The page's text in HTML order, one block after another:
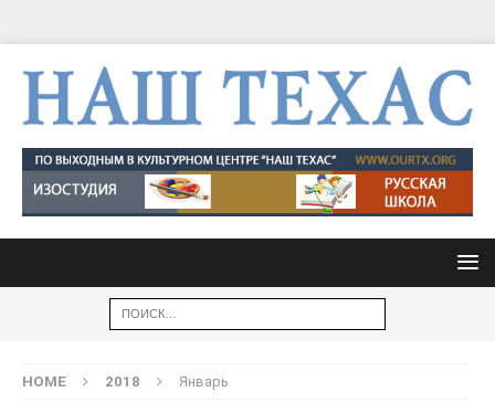
HOME 2018 Январь